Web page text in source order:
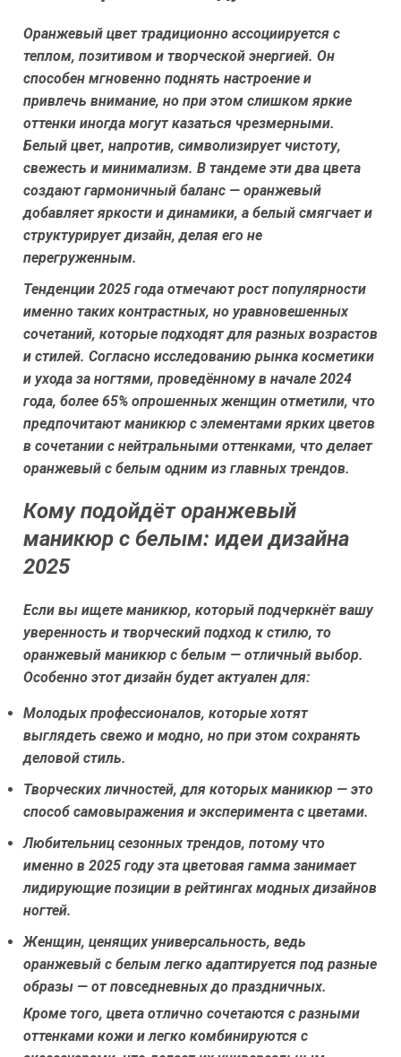
Оранжевый цвет традиционно ассоциируется с
теплом, позитивом и творческой энергией. Он
способен мгновенно поднять настроение и
привлечь внимание, но при этом слишком яркие
оттенки иногда могут казаться чрезмерными.
Белый цвет, напротив, символизирует чистоту,
свежесть и минимализм. В тандеме эти два цвета
создают гармоничный баланс — оранжевый
добавляет яркости и динамики, а белый смягчает и
структурирует дизайн, делая его не
перегруженным.
Тенденции 2025 года отмечают рост популярности
именно таких контрастных, но уравновешенных
сочетаний, которые подходят для разных возрастов
и стилей. Согласно исследованию рынка косметики
и ухода за ногтями, проведённому в начале 2024
года, более 65% опрошенных женщин отметили, что
предпочитают маникюр с элементами ярких цветов
в сочетании с нейтральными оттенками, что делает
оранжевый с белым одним из главных трендов.
Кому подойдёт оранжевый
маникюр с белым: идеи дизайна
2025
Если вы ищете маникюр, который подчеркнёт вашу
уверенность и творческий подход к стилю, то
оранжевый маникюр с белым — отличный выбор.
Особенно этот дизайн будет актуален для:
Молодых профессионалов, которые хотят
выглядеть свежо и модно, но при этом сохранять
деловой стиль.
Творческих личностей, для которых маникюр — это
способ самовыражения и эксперимента с цветами.
Любительниц сезонных трендов, потому что
именно в 2025 году эта цветовая гамма занимает
лидирующие позиции в рейтингах модных дизайнов
ногтей.
Женщин, ценящих универсальность, ведь
оранжевый с белым легко адаптируется под разные
образы — от повседневных до праздничных.
Кроме того, цвета отлично сочетаются с разными
оттенками кожи и легко комбинируются с